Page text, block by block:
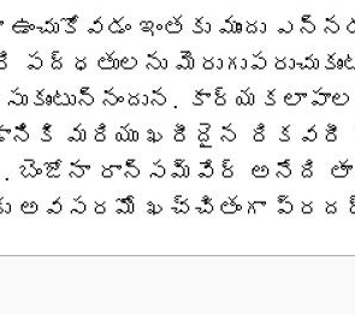
ఇంతకు ముందు
మరియు ఖరీదైన రికవరీ
బెంజోనా రాన్సమ్‌వేర్ అనేది
అవసరమో ఖచ్చితంగా